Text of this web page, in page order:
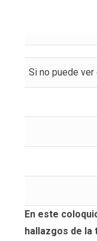
Si no puede
En este
hallazgos de la